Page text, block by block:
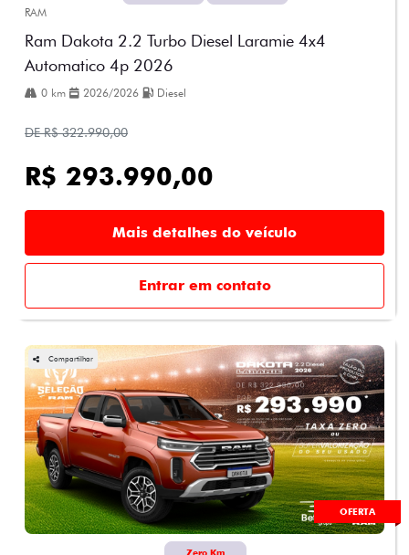
RAM
Ram Dakota 2.2 Turbo Diesel Laramie 4x4
Automatico 4p 2026
0 km 2026/2026 Diesel
DE R$ 322.990,00
R$ 293.990,00
Mais detalhes do veículo
Entrar em contato
OFERTA
Compartilhar
Zero Km